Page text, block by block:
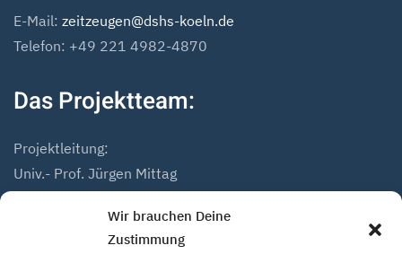
Wir brauchen Deine
Zustimmung
E-Mail: zeitzeugen@dshs-koeln.de
Telefon: +49 221 4982-4870
Das Projektteam:
Projektleitung:
Univ.- Prof. Jürgen Mittag
Projektmitarbeiter: